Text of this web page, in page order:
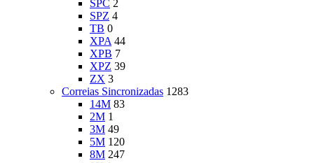
SPC 2
SPZ 4
TB 0
XPA 44
XPB 7
XPZ 39
ZX 3
Correias Sincronizadas 1283
14M 83
2M 1
3M 49
5M 120
8M 247